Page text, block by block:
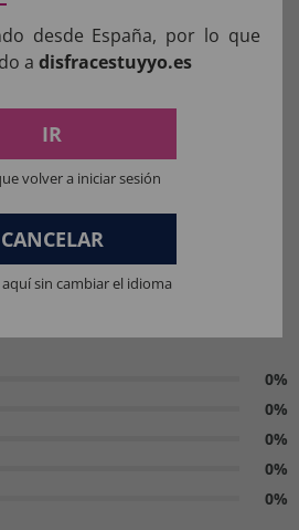
os produtos destinados a crianças
devem ser supervisionados
CLIENTES
PENSAM:
a sua opinião
0%
0%
0%
0%
0%
desde España, por lo que
a disfracestuyyo.es
IR
volver a iniciar sesión
CANCELAR
sin cambiar el idioma